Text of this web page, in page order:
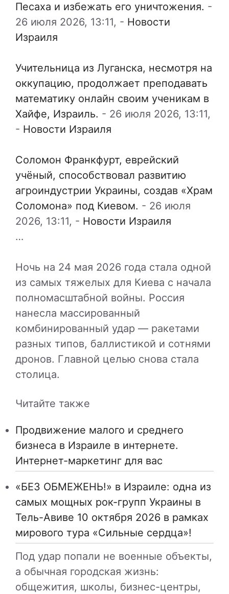
Песаха и избежать его уничтожения. -
26 июля 2026, 13:11, - Новости
Израиля
Учительница из Луганска, несмотря на
оккупацию, продолжает преподавать
математику онлайн своим ученикам в
Хайфе, Израиль. - 26 июля 2026, 13:11,
- Новости Израиля
Соломон Франкфурт, еврейский
учёный, способствовал развитию
агроиндустрии Украины, создав «Храм
Соломона» под Киевом. - 26 июля
2026, 13:11, - Новости Израиля
…
Ночь на 24 мая 2026 года стала одной
из самых тяжелых для Киева с начала
полномасштабной войны. Россия
нанесла массированный
комбинированный удар — ракетами
разных типов, баллистикой и сотнями
дронов. Главной целью снова стала
столица.
Читайте также
Продвижение малого и среднего
бизнеса в Израиле в интернете.
Интернет-маркетинг для вас
«БЕЗ ОБМЕЖЕНЬ!» в Израиле: одна из
самых мощных рок-групп Украины в
Тель-Авиве 10 октября 2026 в рамках
мирового тура «Сильные сердца»!
Под удар попали не военные объекты,
а обычная городская жизнь:
общежития, школы, бизнес-центры,